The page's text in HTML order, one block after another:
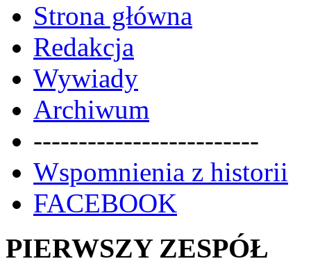
Strona główna
Redakcja
Wywiady
Archiwum
-------------------------
Wspomnienia z historii
FACEBOOK
PIERWSZY ZESPÓŁ